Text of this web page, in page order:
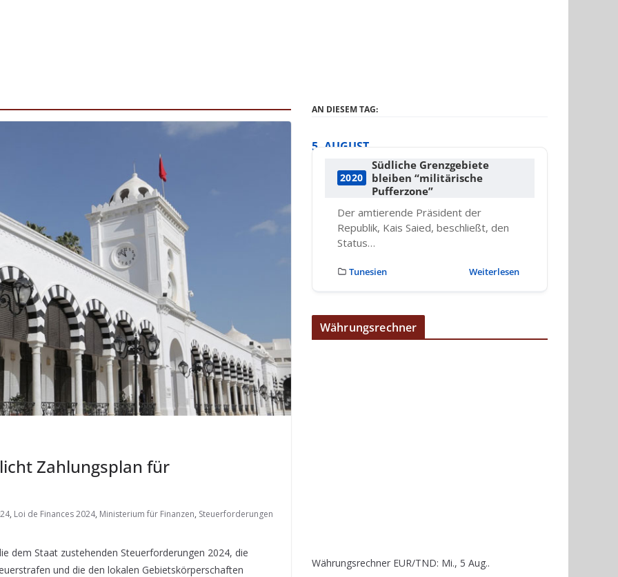
Zahlungsplan für
, Loi de Finances 2024, Ministerium für Finanzen, Steuerforderungen
dem Staat zustehenden Steuerforderungen 2024, die
und die den lokalen Gebietskörperschaften
AN DIESEM TAG:
5. AUGUST
2020
Südliche Grenzgebiete
bleiben “militärische
Pufferzone”
Der amtierende Präsident der
Republik, Kais Saied, beschließt, den
Status…
Tunesien Weiterlesen
Währungsrechner
Währungsrechner EUR/TND: Mi., 5 Aug..